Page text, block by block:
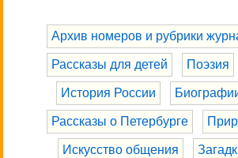
Архив номеров и рубрики
Рассказы для детей Поэзия
История России
Рассказы о Петербурге
Искусство общения